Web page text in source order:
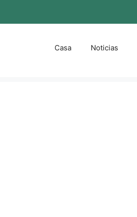
Casa Noticias